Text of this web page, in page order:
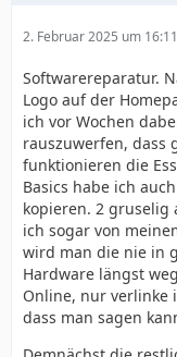
2. Februar 2025 um 16:11
Softwarereparatur.
Logo auf der
ich vor Wochen
rauszuwerfen, dass
funktionieren die
Basics habe ich
kopieren. 2 gruselig
ich sogar von
wird man die nie in
Hardware längst
Online, nur verlinke
dass man sagen